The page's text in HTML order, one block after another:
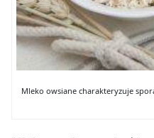
Mleko owsiane charakteryzuje